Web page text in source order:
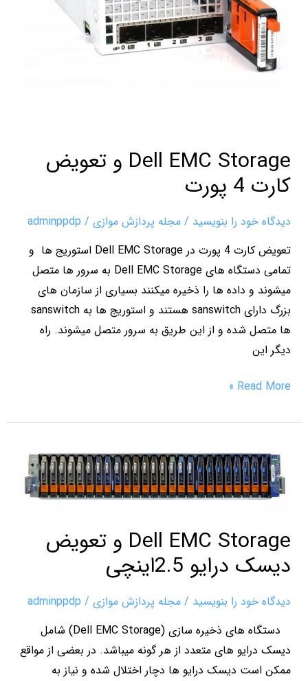
Dell EMC Storage و تعویض
کارت 4 پورت
دیدگاه‌ خود را بنویسید / مجله پردازش موازی/
adminppdp
تعویض کارت 4 پورت در Dell EMC Storage استوریج ها و
تمامی دستگاه های Dell EMC Storage به سرور ها متصل
میشوند و داده ها را ذخیره میکنند بسیاری از سازمان های
بزرگ دارای sanswitch هستند و استوریج ها به sanswitch
ها متصل شده و از این طریق به سرور متصل میشوند. راه
دیگر این
پورت
Read More »
Dell EMC Storage و تعویض
دیسک درایو 2.5اینچی
دیدگاه‌ خود را بنویسید / مجله پردازش موازی/
adminppdp
دستگاه های ذخیره سازی (Dell EMC Storage) شامل
دیسک درایو های متعدد از هر گونه میباشد. در بعضی از مواقع
ممکن است دیسک درایو ها دچار اختلال شده و نیاز به
EMC
Storage
دیسک
درایو